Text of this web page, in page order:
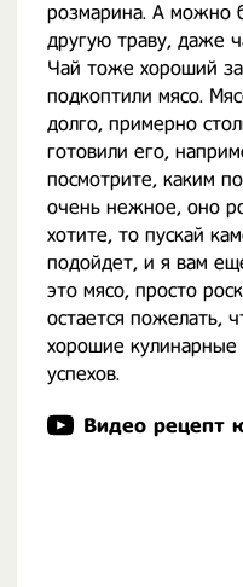
розмарина. А можно
другую траву, даже
Чай тоже хороший
подкоптили мясо.
долго, примерно
готовили его,
посмотрите, каким
очень нежное, оно
хотите, то пускай
подойдет, и я вам
это мясо, просто
остается пожелать,
хорошие
успехов.
Видео рецепт